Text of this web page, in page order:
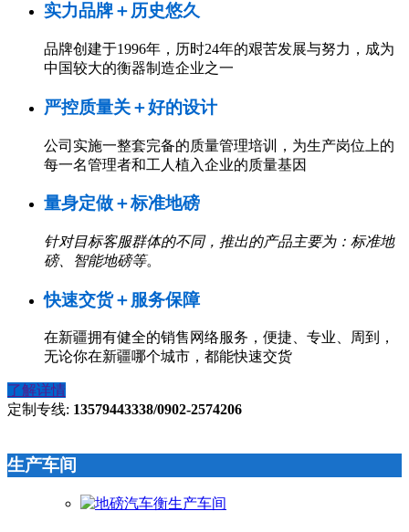
实力品牌＋历史悠久
品牌创建于1996年，历时24年的艰苦发展与努力，成为
中国较大的衡器制造企业之一
严控质量关＋好的设计
公司实施一整套完备的质量管理培训，为生产岗位上的
每一名管理者和工人植入企业的质量基因
量身定做＋标准地磅
针对目标客服群体的不同，推出的产品主要为：标准地
磅、智能地磅等。
快速交货＋服务保障
在新疆拥有健全的销售网络服务，便捷、专业、周到，
无论你在新疆哪个城市，都能快速交货
了解详情
定制专线: 13579443338/0902-2574206
生产车间